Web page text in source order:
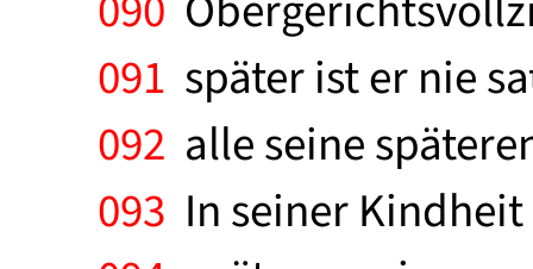
091 später ist er nie
092 alle seine
093 In seiner